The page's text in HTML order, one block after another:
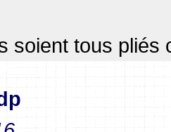
soient tous